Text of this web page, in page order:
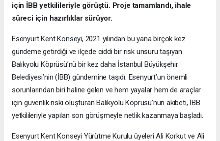
için İBB yetkilileriyle görüştü. Proje tamamlandı, ihale
süreci için hazırlıklar sürüyor.
Esenyurt Kent Konseyi, 2021 yılından bu yana birçok kez
gündeme getirdiği ve ilçede ciddi bir risk unsuru taşıyan
Balıkyolu Köprüsü’nü bir kez daha İstanbul Büyükşehir
Belediyesi’nin (İBB) gündemine taşıdı. Esenyurt’un önemli
sorunlarından biri haline gelen ve hem yayalar hem de araçlar
için güvenlik riski oluşturan Balıkyolu Köprüsü’nün akıbeti, İBB
yetkilileriyle yapılan son görüşmeyle netlik kazanmaya başladı.
Esenyurt Kent Konseyi Yürütme Kurulu üyeleri Ali Korkut ve Ali